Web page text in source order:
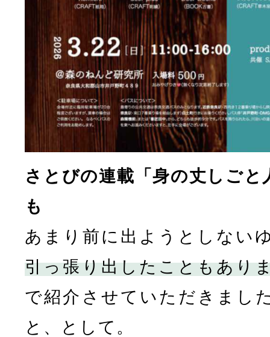
さとびの連載「身の丈しご
も
あまり前に出ようとしない
引っ張り出したこともあり
で紹介させていただきまし
と、として。